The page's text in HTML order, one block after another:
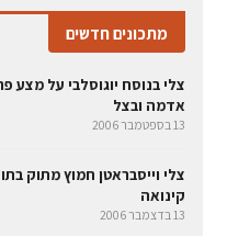
מתכונים חדשים
צלי בנוסח יוגוסלבי על מצע
אדמה ובצל
13 בספטמבר 2006
צלי וייסבראטן חמוץ מתוק
קינואה
13 בדצמבר 2006